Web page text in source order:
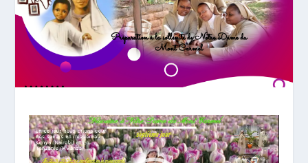
Lecteur
vidéo